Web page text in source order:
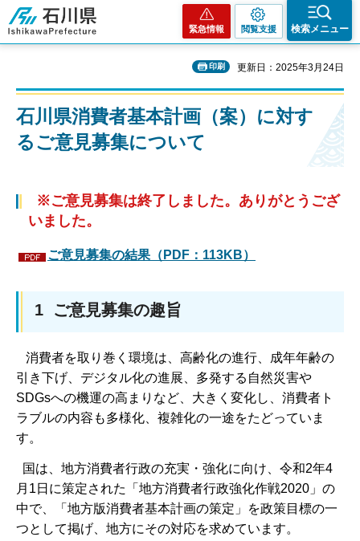
石川県
緊急情報 閲覧支援 検索メニュー
印刷 更新日：2025年3月24日
石川県消費者基本計画（案）に対す
るご意見募集について
※ご意見募集は終了しました。ありがとうござ
いました。
ご意見募集の結果（PDF：113KB）
1 ご意見募集の趣旨
消費者を取り巻く環境は、高齢化の進行、成年年齢の
引き下げ、デジタル化の進展、多発する自然災害や
SDGsへの機運の高まりなど、大きく変化し、消費者ト
ラブルの内容も多様化、複雑化の一途をたどっていま
す。
国は、地方消費者行政の充実・強化に向け、令和2年4
月1日に策定された「地方消費者行政強化作戦2020」の
中で、「地方版消費者基本計画の策定」を政策目標の一
つとして掲げ、地方にその対応を求めています。